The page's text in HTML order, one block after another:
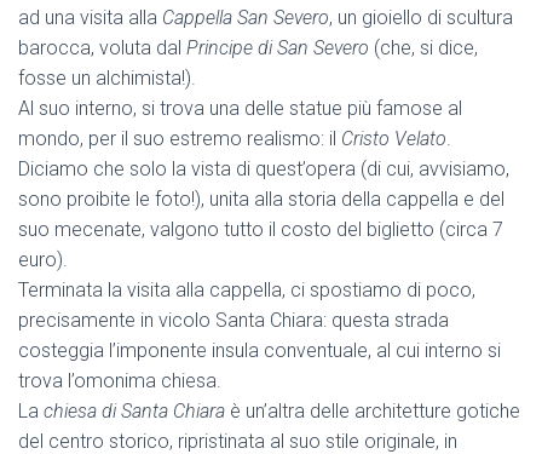
ad una visita alla Cappella San Severo, un gioiello di scultura
barocca, voluta dal Principe di San Severo (che, si dice,
fosse un alchimista!).
Al suo interno, si trova una delle statue più famose al
mondo, per il suo estremo realismo: il Cristo Velato.
Diciamo che solo la vista di quest’opera (di cui, avvisiamo,
sono proibite le foto!), unita alla storia della cappella e del
suo mecenate, valgono tutto il costo del biglietto (circa 7
euro).
Terminata la visita alla cappella, ci spostiamo di poco,
precisamente in vicolo Santa Chiara: questa strada
costeggia l’imponente insula conventuale, al cui interno si
trova l’omonima chiesa.
La chiesa di Santa Chiara è un’altra delle architetture gotiche
del centro storico, ripristinata al suo stile originale, in